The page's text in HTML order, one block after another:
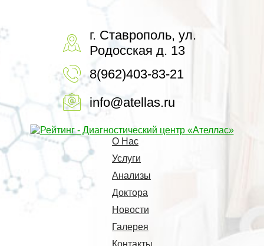
г. Ставрополь, ул.
Родосская д. 13
8(962)403-83-21
info@atellas.ru
О Нас
Услуги
Анализы
Доктора
Новости
Галерея
Контакты